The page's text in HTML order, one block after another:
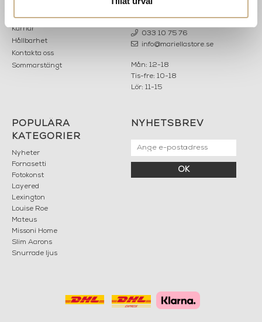
Om oss
Karriär
Hållbarhet
Kontakta oss
Sommarstängt
LILLA BROGATAN 9
033 10 75 76
info@mariellastore.se
Mån: 12-18
Tis-fre: 10-18
Lör: 11-15
POPULÄRA
KATEGORIER
Nyheter
Fornasetti
Fotokonst
Layered
Lexington
Louise Roe
Mateus
Missoni Home
Slim Aarons
Snurrade ljus
NYHETSBREV
OK